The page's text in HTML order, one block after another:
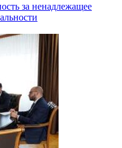
за ненадлежащее